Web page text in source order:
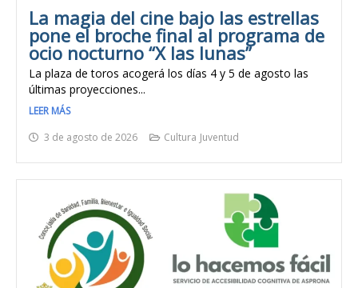
La magia del cine bajo las estrellas
pone el broche final al programa de
ocio nocturno “X las lunas”
La plaza de toros acogerá los días 4 y 5 de agosto las
últimas proyecciones...
LEER MÁS
3 de agosto de 2026
Cultura Juventud